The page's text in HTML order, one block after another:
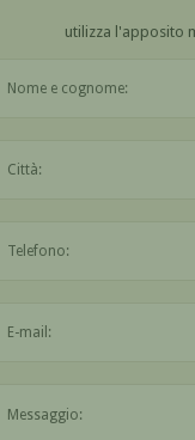
utilizza l'apposito